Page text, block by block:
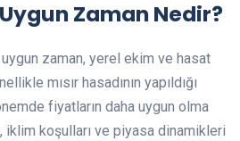
Uygun Zaman Nedir?
uygun zaman, yerel ekim ve hasat
mısır hasadının yapıldığı
fiyatların daha uygun olma
iklim koşulları ve piyasa dinamikleri